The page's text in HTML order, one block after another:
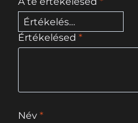
Értékelésed *
Név *